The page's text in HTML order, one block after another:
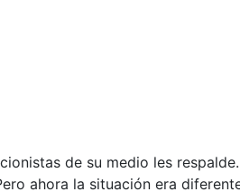
de su medio les
ahora la situación era